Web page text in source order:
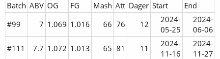
Batch ABV OG FG Mash Att Dager Start
End
#99
7​ 1.069​ 1.016​ 66​ 76​ 12​
2024-
05-25​
2024-
06-06​
#111
7.7​ 1.072​ 1.013​ 65​ 81​ 11​
2024-
11-16​
2024-
11-27​